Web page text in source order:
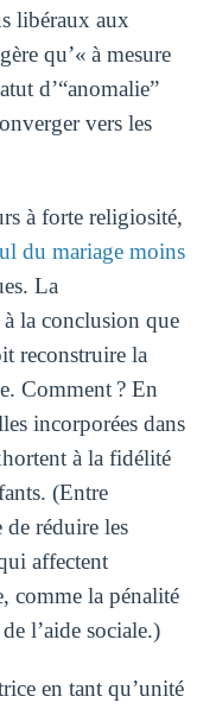
libéraux aux
qu’« à mesure
d’“anomalie”
vers les
à forte religiosité,
du mariage moins
La
la conclusion que
reconstruire la
Comment ? En
incorporées dans
à la fidélité
(Entre
de réduire les
affectent
comme la pénalité
l’aide sociale.)
en tant qu’unité